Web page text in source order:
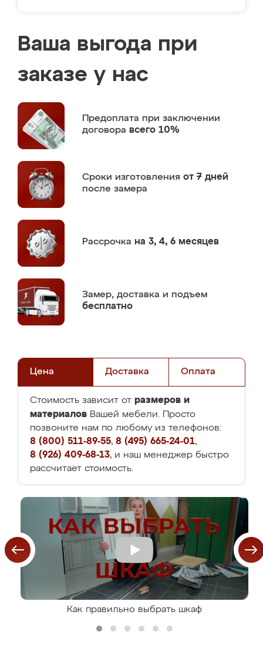
Ваша выгода при
заказе у нас
Предоплата при заключении
договора всего 10%
Сроки изготовления от 7 дней
после замера
Рассрочка на 3, 4, 6 месяцев
Замер, доставка и подъем
бесплатно
Цена Доставка Оплата
Стоимость зависит от размеров и
материалов Вашей мебели. Просто
позвоните нам по любому из телефонов:
8 (800) 511-89-55, 8 (495) 665-24-01,
8 (926) 409-68-13, и наш менеджер быстро
рассчитает стоимость.
Как правильно выбрать шкаф